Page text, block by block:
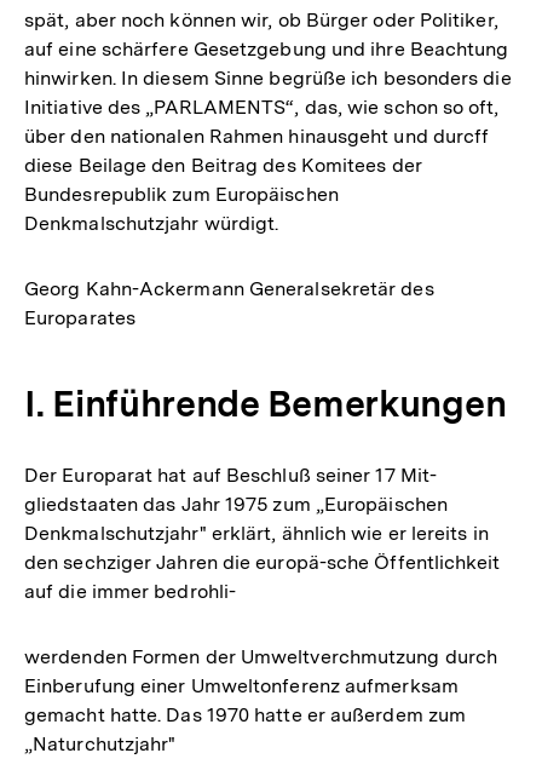
spät, aber noch können wir, ob Bürger oder Politiker,
auf eine schärfere Gesetzgebung und ihre Beachtung
hinwirken. In diesem Sinne begrüße ich besonders die
Initiative des „PARLAMENTS“, das, wie schon so oft,
über den nationalen Rahmen hinausgeht und durcff
diese Beilage den Beitrag des Komitees der
Bundesrepublik zum Europäischen
Denkmalschutzjahr würdigt.
Georg Kahn-Ackermann Generalsekretär des
Europarates
I. Einführende Bemerkungen
Der Europarat hat auf Beschluß seiner 17 Mit-
gliedstaaten das Jahr 1975 zum „Europäischen
Denkmalschutzjahr" erklärt, ähnlich wie er lereits in
den sechziger Jahren die europä-sche Öffentlichkeit
auf die immer bedrohli-
werdenden Formen der Umweltverchmutzung durch
Einberufung einer Umweltonferenz aufmerksam
gemacht hatte. Das 1970 hatte er außerdem zum
„Naturchutzjahr"